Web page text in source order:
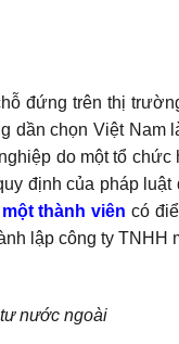
đứng trên thị
dần chọn Việt Nam
do một tổ
định của pháp
thành viên có
lập công ty TNHH
nước ngoài